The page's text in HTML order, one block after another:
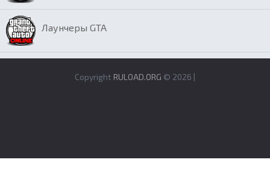
Лаунчеры GTA
Copyright RULOAD.ORG © 2026 |